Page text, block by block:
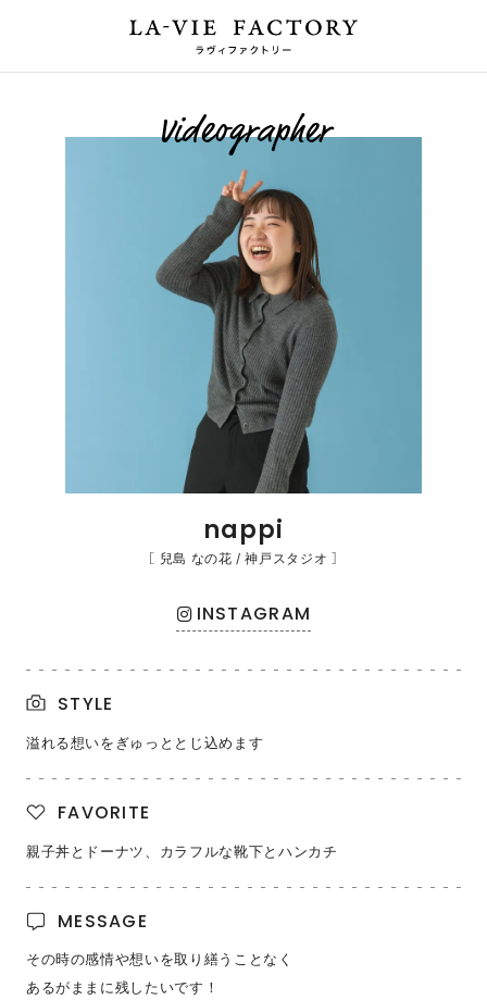
Videographer
nappi
［ 兒島 なの花 / 神戸スタジオ ］
INSTAGRAM
STYLE
溢れる想いをぎゅっととじ込めます
FAVORITE
親子丼とドーナツ、カラフルな靴下とハンカチ
MESSAGE
その時の感情や想いを取り繕うことなく
あるがままに残したいです！